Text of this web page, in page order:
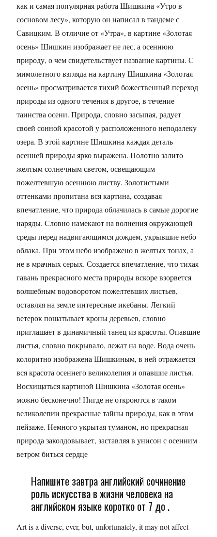
как и самая популярная работа Шишкина «Утро в
сосновом лесу», которую он написал в тандеме с
Савицким. В отличие от «Утра», в картине «Золотая
осень» Шишкин изображает не лес, а осеннюю
природу, о чем свидетельствует название картины. С
мимолетного взгляда на картину Шишкина «Золотая
осень» просматривается тихий божественный переход
природы из одного течения в другое, в течение
таинства осени. Природа, словно засыпая, радует
своей сонной красотой у расположенного неподалеку
озера. В этой картине Шишкина каждая деталь
осенней природы ярко выражена. Полотно залито
желтым солнечным светом, освещающим
пожелтевшую осеннюю листву. Золотистыми
оттенками пропитана вся картина, создавая
впечатление, что природа облачилась в самые дорогие
наряды. Словно намекают на волнения окружающей
среды перед надвигающимся дождем, укрывшие небо
облака. При этом небо изображено в желтых тонах, а
не в мрачных серых. Создается впечатление, что тихая
гавань прекрасного места природы вскоре взорвется
волшебным водоворотом пожелтевших листьев,
оставляя на земле интересные икебаны. Легкий
ветерок пошатывает кроны деревьев, словно
приглашает в динамичный танец из красоты. Опавшие
листья, словно покрывало, лежат на воде. Вода очень
колоритно изображена Шишкиным, в ней отражается
вся красота осеннего великолепия и опавшие листья.
Восхищаться картиной Шишкина «Золотая осень»
можно бесконечно! Нигде не откроются в таком
великолепии прекрасные тайны природы, как в этом
пейзаже. Немного укрытая туманом, но прекрасная
природа заколдовывает, заставляя в унисон с осенним
ветром биться сердце
Напишите завтра английский сочинение
роль искусства в жизни человека на
английском языке коротко от 7 до .
Art is a diverse, ever, but, unfortunately, it may not affect